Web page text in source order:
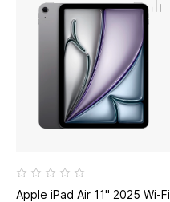
Apple iPad Air 11" 2025 Wi-Fi